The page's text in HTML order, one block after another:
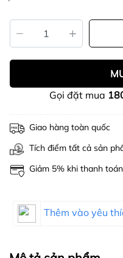
Gọi đặt mua
Giao hàng toàn quốc
Tích điểm tất cả sản
Giảm 5% khi thanh
Thêm vào yêu